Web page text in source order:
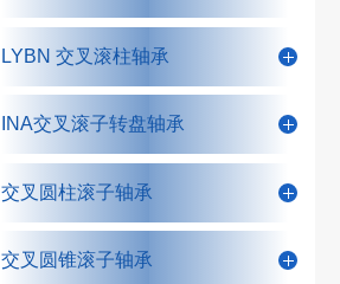
LYBN 交叉滚柱轴承
INA交叉滚子转盘轴承
交叉圆柱滚子轴承
交叉圆锥滚子轴承